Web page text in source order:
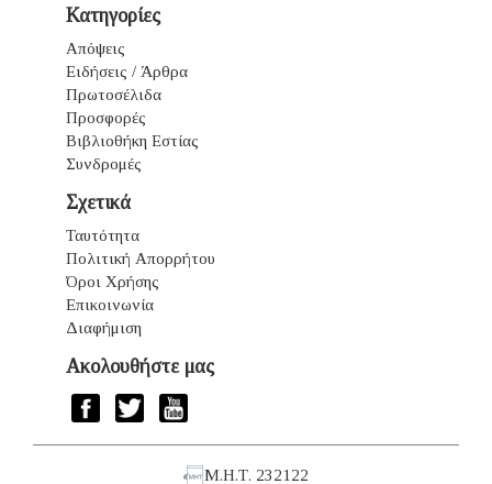
Κατηγορίες
Απόψεις
Ειδήσεις / Άρθρα
Πρωτοσέλιδα
Προσφορές
Βιβλιοθήκη Εστίας
Συνδρομές
Σχετικά
Ταυτότητα
Πολιτική Απορρήτου
Όροι Χρήσης
Επικοινωνία
Διαφήμιση
Ακολουθήστε μας
Μ.Η.Τ. 232122